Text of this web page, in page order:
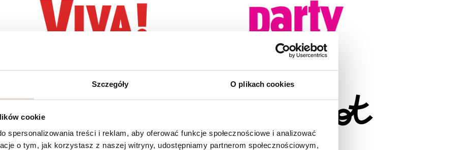
Szczegóły O plikach cookies
cookie
spersonalizowania treści i reklam, aby oferować funkcje społecznościowe i analizować
o tym, jak korzystasz z naszej witryny, udostępniamy partnerom społecznościowym,